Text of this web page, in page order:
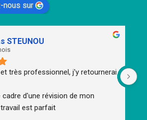
nous sur
STEUNOU
très professionnel, j'y retournerai
d'une révision de mon
est parfait